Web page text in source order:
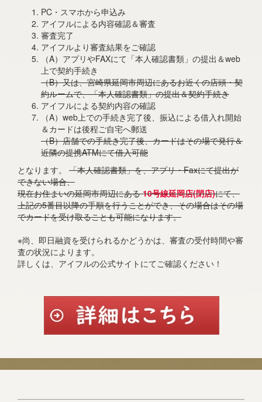
PC・スマホから申込み
アイフルによる内容確認＆審査
審査完了
アイフルより審査結果をご確認
（A）アプリやFAXにて「本人確認書類」の提出＆web
上で契約手続き
（B）又は、宮崎県延岡市周辺にあるお近くの店頭・契
約ルームで、「本人確認書類」の提出＆契約手続き
アイフルによる契約内容の確認
（A）web上での手続き完了後、振込による借入れ開始
＆カードは後程ご自宅へ郵送
（B）店舗での手続き完了後、カードはその場で発行＆
近隣の提携ATMにて借入可能
となります。 「本人確認書類」を、アプリ・Faxにて提出が
できない場合、
現在お住まいの延岡市周辺にある10号線延岡店(閉店)にて、
上記の5番目以降の手順を行うことができ、その場合はその場
でカードを受け取ることも可能になります。
※尚、即日融資を受けられるかどうかは、審査の受付時間や審
査の状況によります。
詳しくは、アイフルの公式サイトにてご確認ください！